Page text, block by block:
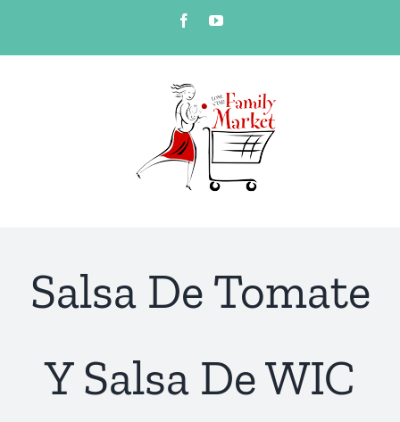
content
FacebookYouTube
Salsa De Tomate
Y Salsa De WIC